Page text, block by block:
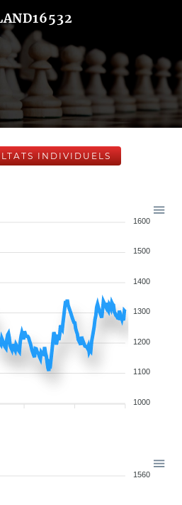
INDIVIDUELS
1600
1500
1400
1300
1200
1100
1000
1560